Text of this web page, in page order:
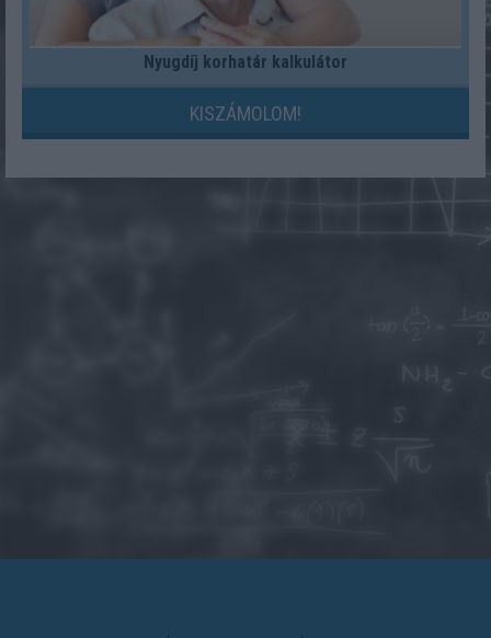
Nyugdíj korhatár kalkulátor
KISZÁMOLOM!